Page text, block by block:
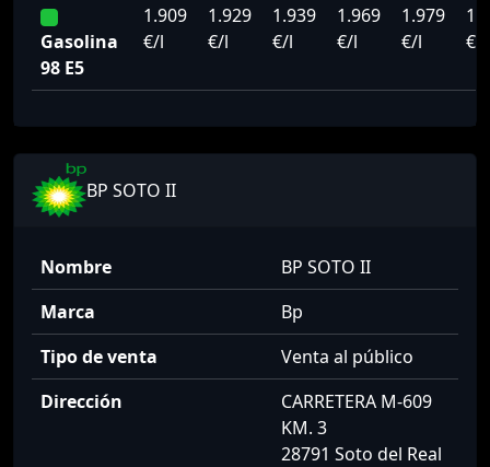
Gasolina
98 E5
1.909
€/l
1.929
€/l
1.939
€/l
1.969
€/l
1.979
€/l
€/l
BP SOTO II
Nombre
BP SOTO II
Marca
Bp
Tipo de venta
Venta al público
Dirección
CARRETERA M-609
KM. 3
28791 Soto del Real